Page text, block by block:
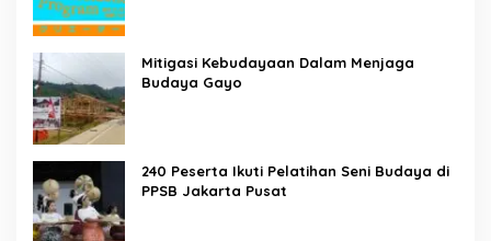
Mitigasi Kebudayaan Dalam Menjaga
Budaya Gayo
240 Peserta Ikuti Pelatihan Seni Budaya di
PPSB Jakarta Pusat